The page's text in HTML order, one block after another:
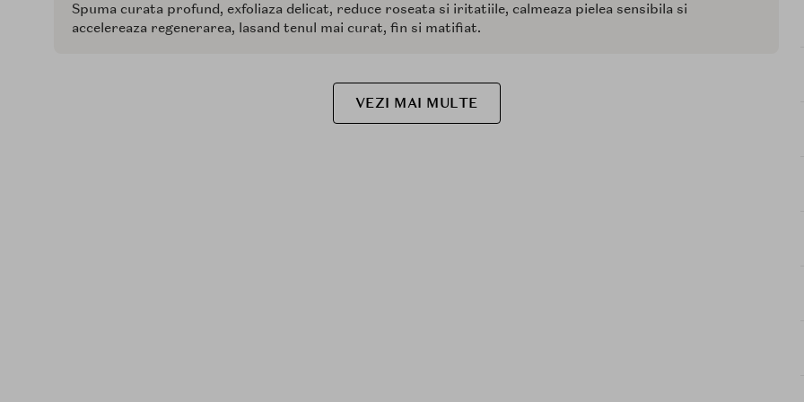
Spuma curata profund, exfoliaza delicat, reduce roseata si iritatiile, calmeaza pielea sensibila si
accelereaza regenerarea, lasand tenul mai curat, fin si matifiat.
VEZI MAI MULTE